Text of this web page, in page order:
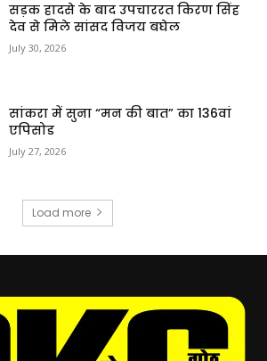
सड़क हादसे के बाद उपचाररत किरण सिंह
देव से मिले सांसद विजय बघेल
July 30, 2026
सांकरा में सुना “मन की बात” का 136वां
एपिसोड
July 27, 2026
Load more